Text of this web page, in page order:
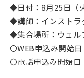
◆日付：8月25日（
◆講師：インストラ
◆集合場所：ウェル
〇WEB申込み開始
〇電話申込み開始日